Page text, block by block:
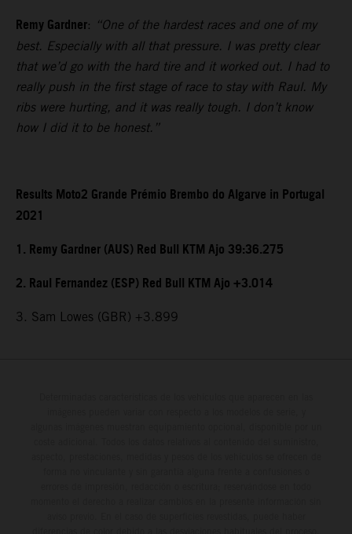
Remy Gardner: “One of the hardest races and one of my
best. Especially with all that pressure. I was pretty clear
that we’d go with the hard tire and it worked out. I had to
really push in the first stage of race to stay with Raul. My
ribs were hurting, and it was really tough. I don’t know
how I did it to be honest.”
Results Moto2 Grande Prémio Brembo do Algarve in Portugal
2021
1. Remy Gardner (AUS) Red Bull KTM Ajo 39:36.275
2. Raul Fernandez (ESP) Red Bull KTM Ajo +3.014
3. Sam Lowes (GBR) +3.899